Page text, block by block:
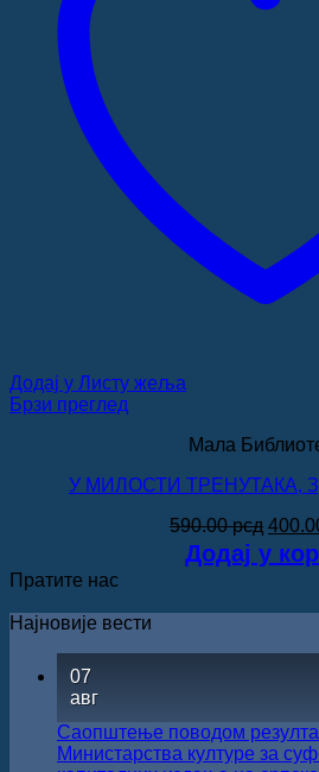
Додај у Листу жеља
Брзи преглед
Мала
У МИЛОСТИ ТРЕНУТАКА,
590.00рсд
цена
је
Додај у
Пратите нас
Најновије вести
07
авг
Саопштење поводом
Министарства културе за